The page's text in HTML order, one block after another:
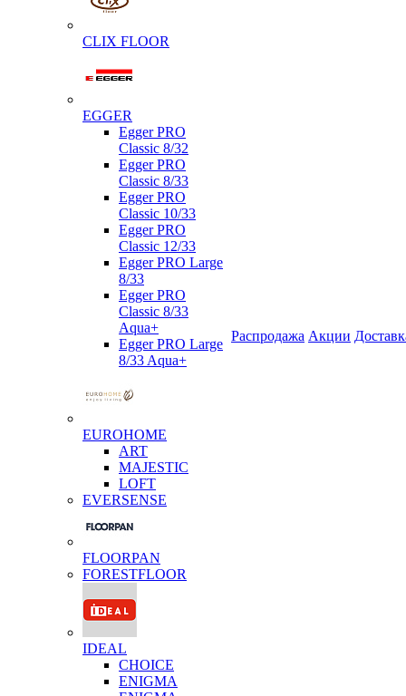
CLIX FLOOR
EGGER
Egger PRO
Classic 8/32
Egger PRO
Classic 8/33
Egger PRO
Classic 10/33
Egger PRO
Classic 12/33
Egger PRO Large
8/33
Egger PRO
Classic 8/33
Aqua+
Egger PRO Large
8/33 Aqua+
EUROHOME
ART
MAJESTIC
LOFT
EVERSENSE
FLOORPAN
FORESTFLOOR
IDEAL
CHOICE
ENIGMA
Распродажа Акции